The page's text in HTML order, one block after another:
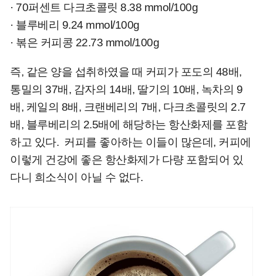
· 70퍼센트 다크초콜릿 8.38 mmol/100g
· 블루베리 9.24 mmol/100g
· 볶은 커피콩 22.73 mmol/100g
즉, 같은 양을 섭취하였을 때 커피가 포도의 48배,
통밀의 37배, 감자의 14배, 딸기의 10배, 녹차의 9
배, 케일의 8배, 크랜베리의 7배, 다크초콜릿의 2.7
배, 블루베리의 2.5배에 해당하는 항산화제를 포함
하고 있다. 커피를 좋아하는 이들이 많은데, 커피에
이렇게 건강에 좋은 항산화제가 다량 포함되어 있
다니 희소식이 아닐 수 없다.